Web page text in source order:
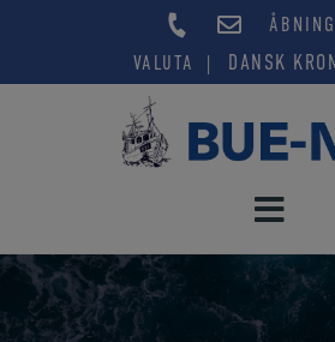
indholdet
VALUTA